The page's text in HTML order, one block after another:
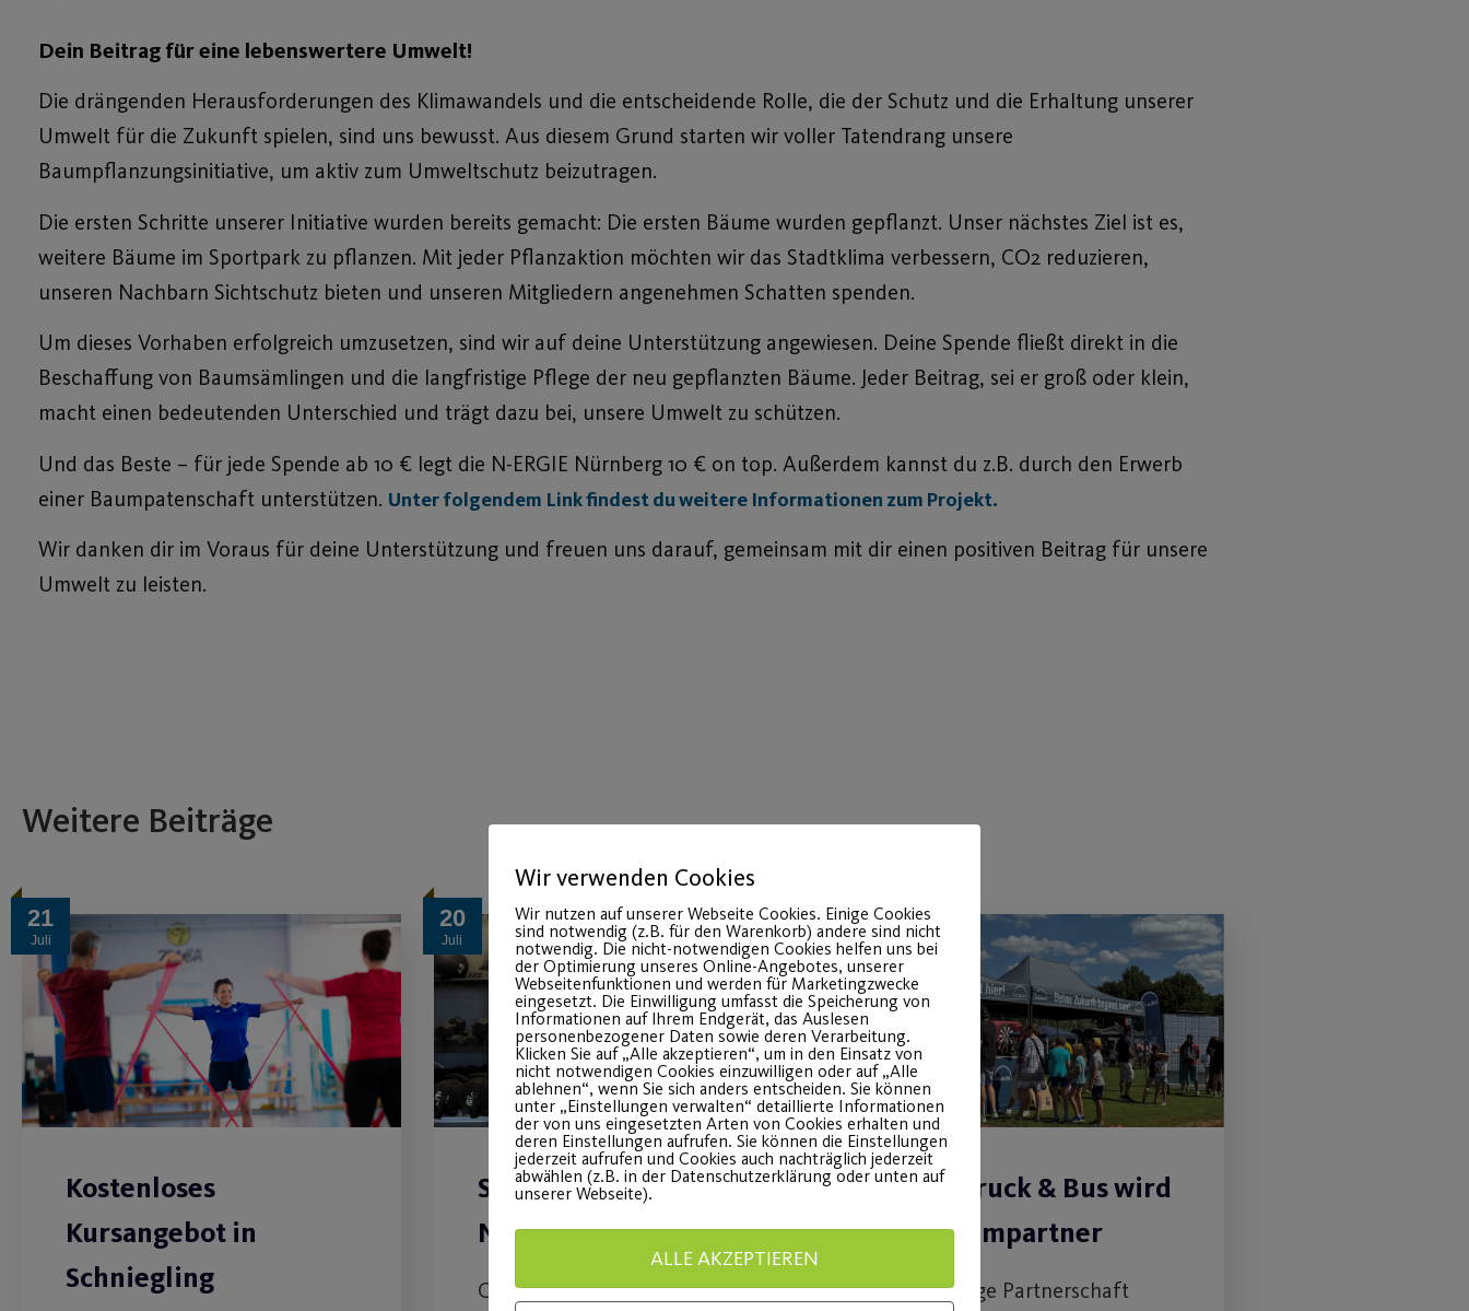
Dein Beitrag für eine lebenswertere Umwelt!
Die drängenden Herausforderungen des Klimawandels und die entscheidende Rolle, die der Schutz und die Erhaltung unserer
Umwelt für die Zukunft spielen, sind uns bewusst. Aus diesem Grund starten wir voller Tatendrang unsere
Baumpflanzungsinitiative, um aktiv zum Umweltschutz beizutragen.
Die ersten Schritte unserer Initiative wurden bereits gemacht: Die ersten Bäume wurden gepflanzt. Unser nächstes Ziel ist es,
weitere Bäume im Sportpark zu pflanzen. Mit jeder Pflanzaktion möchten wir das Stadtklima verbessern, CO2 reduzieren,
unseren Nachbarn Sichtschutz bieten und unseren Mitgliedern angenehmen Schatten spenden.
Um dieses Vorhaben erfolgreich umzusetzen, sind wir auf deine Unterstützung angewiesen. Deine Spende fließt direkt in die
Beschaffung von Baumsämlingen und die langfristige Pflege der neu gepflanzten Bäume. Jeder Beitrag, sei er groß oder klein,
macht einen bedeutenden Unterschied und trägt dazu bei, unsere Umwelt zu schützen.
Und das Beste – für jede Spende ab 10 € legt die N-ERGIE Nürnberg 10 € on top. Außerdem kannst du z.B. durch den Erwerb
einer Baumpatenschaft unterstützen. Unter folgendem Link findest du weitere Informationen zum Projekt.
Wir danken dir im Voraus für deine Unterstützung und freuen uns darauf, gemeinsam mit dir einen positiven Beitrag für unsere
Umwelt zu leisten.
Weitere Beiträge
21
Juli
Kostenloses
Kursangebot in
Schniegling
20
Juli
Sportlich in den CSD
Nürnberg
Christopher Street Day -
15
Juli
MAN Truck & Bus wird
Premiumpartner
Langfristige Partnerschaft
Wir verwenden Cookies
Wir nutzen auf unserer Webseite Cookies. Einige Cookies
sind notwendig (z.B. für den Warenkorb) andere sind nicht
notwendig. Die nicht-notwendigen Cookies helfen uns bei
der Optimierung unseres Online-Angebotes, unserer
Webseitenfunktionen und werden für Marketingzwecke
eingesetzt. Die Einwilligung umfasst die Speicherung von
Informationen auf Ihrem Endgerät, das Auslesen
personenbezogener Daten sowie deren Verarbeitung.
Klicken Sie auf „Alle akzeptieren“, um in den Einsatz von
nicht notwendigen Cookies einzuwilligen oder auf „Alle
ablehnen“, wenn Sie sich anders entscheiden. Sie können
unter „Einstellungen verwalten“ detaillierte Informationen
der von uns eingesetzten Arten von Cookies erhalten und
deren Einstellungen aufrufen. Sie können die Einstellungen
jederzeit aufrufen und Cookies auch nachträglich jederzeit
abwählen (z.B. in der Datenschutzerklärung oder unten auf
unserer Webseite).
ALLE AKZEPTIEREN